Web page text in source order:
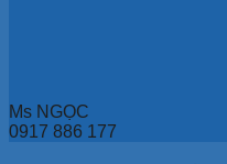
Ms NGỌC
0917 886 177